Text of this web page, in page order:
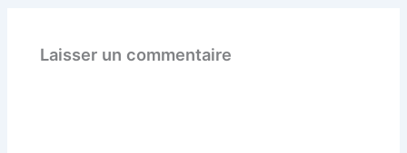
Laisser un commentaire